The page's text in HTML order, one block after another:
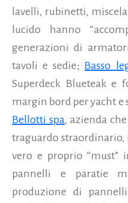
avelli, rubinetti,
lucido hanno
generazioni di
tavoli e sedie; Basso
Superdeck Blueteak e
margin bord per yacht e
Bellotti spa, azienda
traguardo straordinario,
vero e proprio
pannelli e paratie
produzione di